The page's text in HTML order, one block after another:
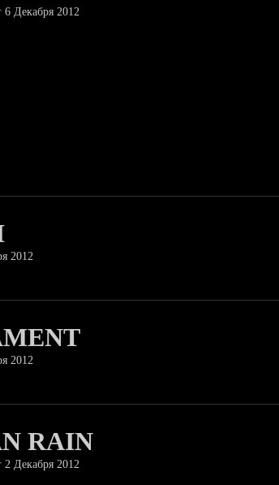
6 Декабря 2012
2012
2012
RAIN
2 Декабря 2012